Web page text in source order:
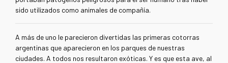
sido utilizados como animales de compañía.
A más de uno le parecieron divertidas las primeras cotorras
argentinas que aparecieron en los parques de nuestras
ciudades. A todos nos resultaron exóticas. Y es que esta ave, al